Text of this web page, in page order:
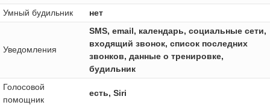
Умный будильник нет
Уведомления
SMS, email, календарь, социальные сети,
входящий звонок, список последних
звонков, данные о тренировке,
будильник
Голосовой
помощник
есть, Siri